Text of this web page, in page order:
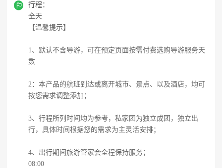

行程：
全天
【温馨提示】
1、默认不含导游，可在预定页面按需付费选购导游服务天
数
2：本产品的航班到达或离开城市、景点、以及酒店，均可
按您需求调整添加；
3、行程所列时间均为参考，私家团为独立成团，独立出
行，具体时间根据您的需求为主灵活安排；
4、出行期间旅游管家会全程保持服务；
08:00